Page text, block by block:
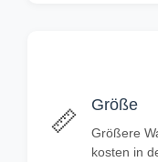
📏
Größe
Größere
kosten in